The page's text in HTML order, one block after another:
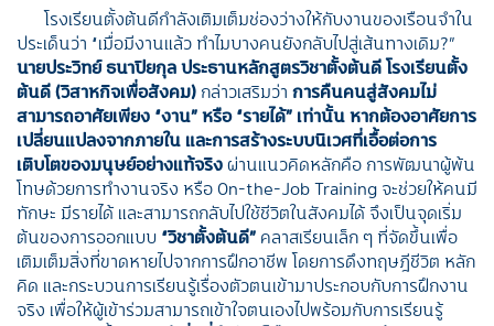
โรงเรียนตั้งต้นดีกำลังเติมเต็มช่องว่างให้กับงานของเรือนจำใน
ประเด็นว่า “เมื่อมีงานแล้ว ทำไมบางคนยังกลับไปสู่เส้นทางเดิม?”
นายประวิทย์ ธนาปิยกุล ประธานหลักสูตรวิชาตั้งต้นดี โรงเรียนตั้ง
ต้นดี (วิสาหกิจเพื่อสังคม) กล่าวเสริมว่า การคืนคนสู่สังคมไม่
สามารถอาศัยเพียง “งาน”หรือ“รายได้” เท่านั้น หากต้องอาศัยการ
เปลี่ยนแปลงจากภายใน และการสร้างระบบนิเวศที่เอื้อต่อการ
เติบโตของมนุษย์อย่างแท้จริงผ่านแนวคิดหลักคือ การพัฒนาผู้พ้น
โทษด้วยการทำงานจริง หรือ On-the-Job Training จะช่วยให้คนมี
ทักษะ มีรายได้ และสามารถกลับไปใช้ชีวิตในสังคมได้ จึงเป็นจุดเริ่ม
ต้นของการออกแบบ “วิชาตั้งต้นดี” คลาสเรียนเล็ก ๆ ที่จัดขึ้นเพื่อ
เติมเต็มสิ่งที่ขาดหายไปจากการฝึกอาชีพ โดยการดึงทฤษฎีชีวิต หลัก
คิด และกระบวนการเรียนรู้เรื่องตัวตนเข้ามาประกอบกับการฝึกงาน
จริง เพื่อให้ผู้เข้าร่วมสามารถเข้าใจตนเองไปพร้อมกับการเรียนรู้